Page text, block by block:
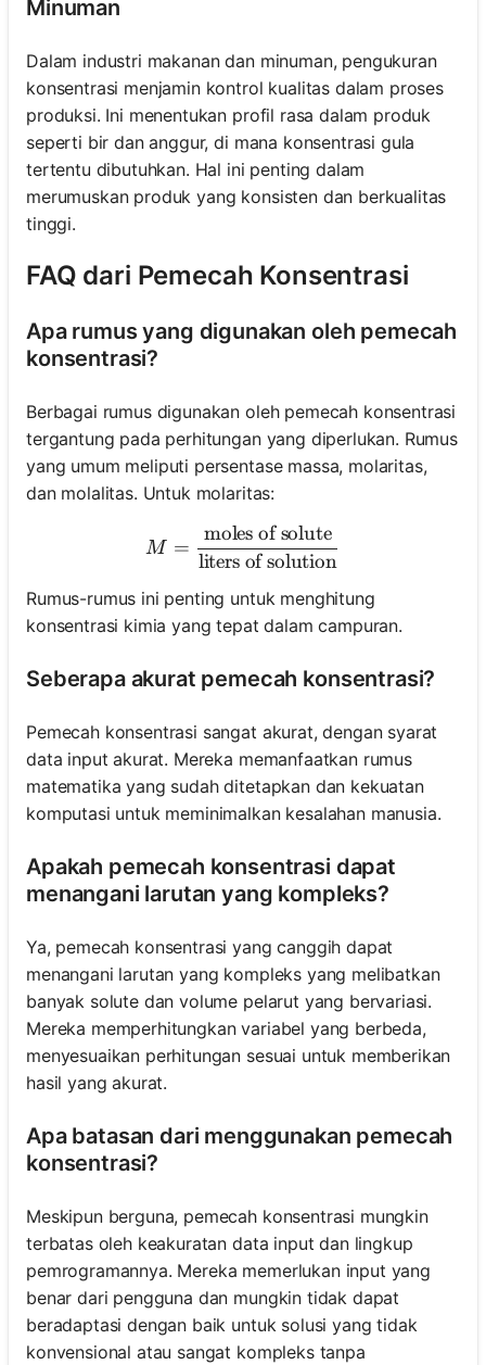
Minuman
Dalam industri makanan dan minuman, pengukuran
konsentrasi menjamin kontrol kualitas dalam proses
produksi. Ini menentukan profil rasa dalam produk
seperti bir dan anggur, di mana konsentrasi gula
tertentu dibutuhkan. Hal ini penting dalam
merumuskan produk yang konsisten dan berkualitas
tinggi.
FAQ dari Pemecah Konsentrasi
Apa rumus yang digunakan oleh pemecah
konsentrasi?
Berbagai rumus digunakan oleh pemecah konsentrasi
tergantung pada perhitungan yang diperlukan. Rumus
yang umum meliputi persentase massa, molaritas,
dan molalitas. Untuk molaritas:
M = \frac{\text{moles of
M =
liters of solution
moles of solute
Rumus-rumus ini penting untuk menghitung
konsentrasi kimia yang tepat dalam campuran.
Seberapa akurat pemecah konsentrasi?
Pemecah konsentrasi sangat akurat, dengan syarat
data input akurat. Mereka memanfaatkan rumus
matematika yang sudah ditetapkan dan kekuatan
komputasi untuk meminimalkan kesalahan manusia.
Apakah pemecah konsentrasi dapat
menangani larutan yang kompleks?
Ya, pemecah konsentrasi yang canggih dapat
menangani larutan yang kompleks yang melibatkan
banyak solute dan volume pelarut yang bervariasi.
Mereka memperhitungkan variabel yang berbeda,
menyesuaikan perhitungan sesuai untuk memberikan
hasil yang akurat.
Apa batasan dari menggunakan pemecah
konsentrasi?
Meskipun berguna, pemecah konsentrasi mungkin
terbatas oleh keakuratan data input dan lingkup
pemrogramannya. Mereka memerlukan input yang
benar dari pengguna dan mungkin tidak dapat
beradaptasi dengan baik untuk solusi yang tidak
konvensional atau sangat kompleks tanpa